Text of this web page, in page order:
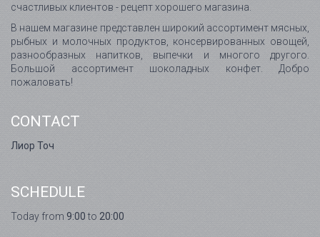
счастливых клиентов - рецепт хорошего магазина.
В нашем магазине представлен широкий ассортимент мясных,
рыбных и молочных продуктов, консервированных овощей,
разнообразных напитков, выпечки и многого другого.
Большой ассортимент шоколадных конфет. Добро
пожаловать!
CONTACT
Лиор Точ
SCHEDULE
Today from 9:00to 20:00